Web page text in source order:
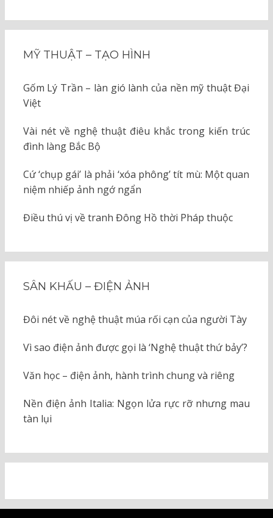
MỸ THUẬT – TẠO HÌNH
Gốm Lý Trần – làn gió lành của nền mỹ thuật Đại
Việt
Vài nét về nghệ thuật điêu khắc trong kiến trúc
đình làng Bắc Bộ
Cứ ‘chụp gái’ là phải ‘xóa phông’ tít mù: Một quan
niệm nhiếp ảnh ngớ ngẩn
Điều thú vị về tranh Đông Hồ thời Pháp thuộc
SÂN KHẤU – ĐIỆN ẢNH
Đôi nét về nghệ thuật múa rối cạn của người Tày
Vì sao điện ảnh được gọi là ‘Nghệ thuật thứ bảy’?
Văn học – điện ảnh, hành trình chung và riêng
Nền điện ảnh Italia: Ngọn lửa rực rỡ nhưng mau
tàn lụi